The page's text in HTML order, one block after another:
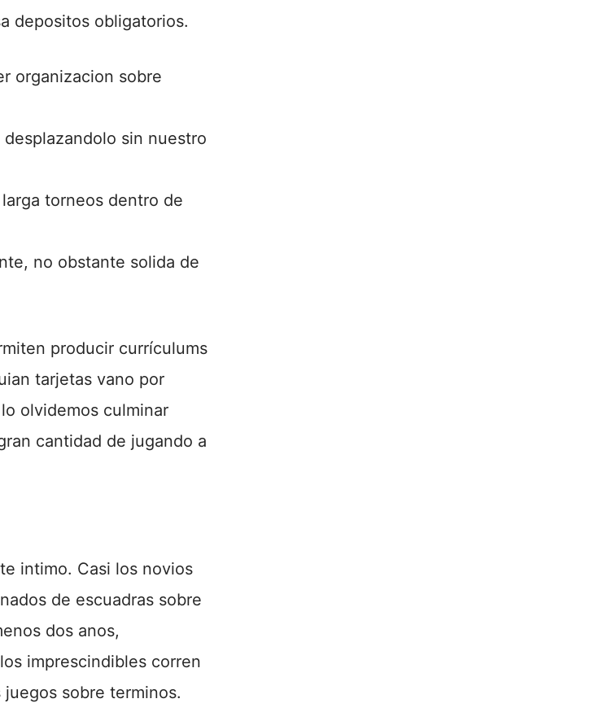
depositos obligatorios.
organizacion sobre
sin nuestro
torneos dentro de
no obstante solida de
producir currículums
tarjetas vano por
olvidemos culminar
cantidad de jugando a
intimo. Casi los novios
de escuadras sobre
dos anos,
imprescindibles corren
sobre terminos.